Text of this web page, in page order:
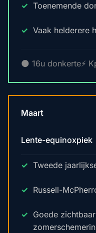
Toenemende
Vaak helderere
🌑 16u donkerte⚡
Maart
Lente-equinoxpiek
Tweede
Russell-
Goede